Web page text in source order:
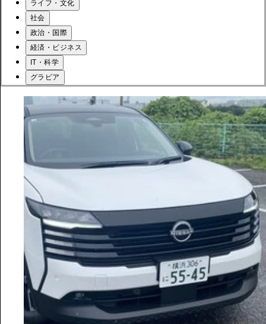
ライフ・文化
社会
政治・国際
経済・ビジネス
IT・科学
グラビア